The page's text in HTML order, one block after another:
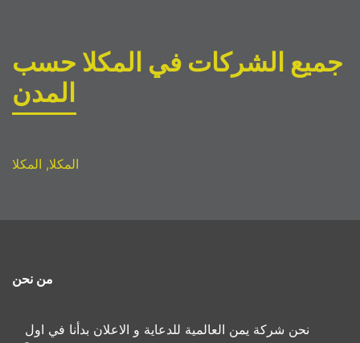
جميع الشركات في المكلا حسب
المدن
المكلا, المكلا
من نحن
نحن شركة يمن العالمية للدعاية و الاعلان بدأنا في اول